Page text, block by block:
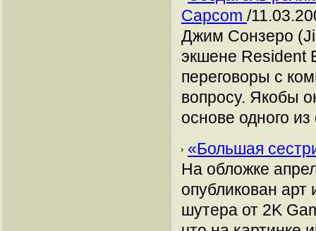
Capcom /
Джим Сонзеро
экшене Resident
переговоры с
вопросу. Якобы
основе одного
«Большая
На обложке
опубликован
шутера от 2K